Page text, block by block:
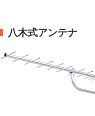
八木式アンテナ